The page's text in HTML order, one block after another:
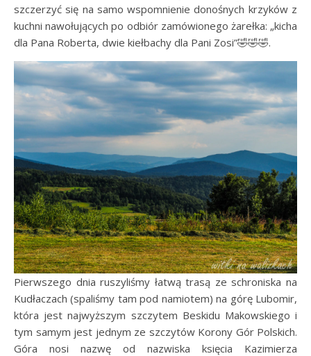
szczerzyć się na samo wspomnienie donośnych krzyków z
kuchni nawołujących po odbiór zamówionego żarełka: „kicha
dla Pana Roberta, dwie kiełbachy dla Pani Zosi”🤣🤣🤣.
Pierwszego dnia ruszyliśmy łatwą trasą ze schroniska na
Kudłaczach (spaliśmy tam pod namiotem) na górę Lubomir,
która jest najwyższym szczytem Beskidu Makowskiego i
tym samym jest jednym ze szczytów Korony Gór Polskich.
Góra nosi nazwę od nazwiska księcia Kazimierza